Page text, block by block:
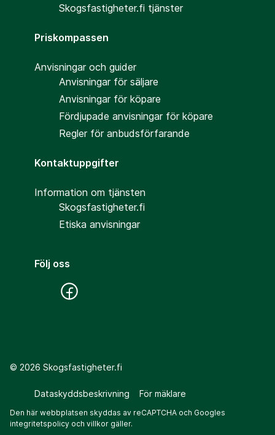
Skogsfastigheter.fi tjänster
Priskompassen
Anvisningar och guider
Anvisningar för säljare
Anvisningar för köpare
Fördjupade anvisningar för köpare
Regler för anbudsförfarande
Kontaktuppgifter
Information om tjänsten
Skogsfastigheter.fi
Etiska anvisningar
Följ oss
© 2026 Skogsfastigheter.fi
Dataskyddsbeskrivning För mäklare
Den här webbplatsen skyddas av reCAPTCHA och Googles
integritetspolicy och villkor gäller.